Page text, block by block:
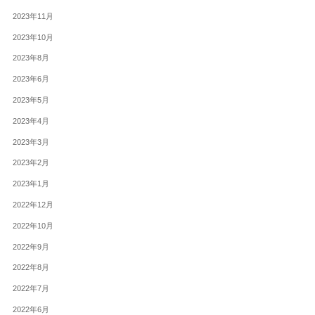
2023年11月
2023年10月
2023年8月
2023年6月
2023年5月
2023年4月
2023年3月
2023年2月
2023年1月
2022年12月
2022年10月
2022年9月
2022年8月
2022年7月
2022年6月